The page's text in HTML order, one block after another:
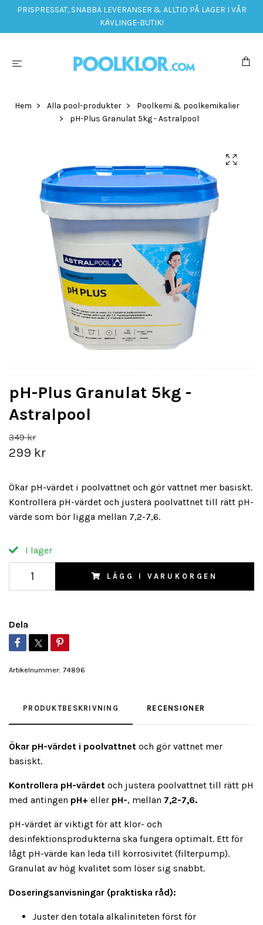
PRISPRESSAT, SNABBA LEVERANSER & ALLTID PÅ LAGER I VÅR
KÄVLINGE-BUTIK!
Hem Alla pool-produkter
Poolkemi & poolkemikalier
pH-Plus Granulat 5kg - Astralpool
pH-Plus Granulat 5kg -
Astralpool
349 kr
299 kr
Ökar pH-värdet i poolvattnet och gör vattnet mer basiskt.
Kontrollera pH-värdet och justera poolvattnet till rätt pH-
värde som bör ligga mellan 7,2-7,6.
I lager
LÄGG I VARUKORGEN
Dela
Artikelnummer: 74896
PRODUKTBESKRIVNING RECENSIONER
Ökar pH-värdet i poolvattnet och gör vattnet mer
basiskt.
Kontrollera pH-värdet och justera poolvattnet till rätt pH
med antingen pH+ eller pH-, mellan 7,2-7,6.
pH-värdet är viktigt för att klor- och
desinfektionsprodukterna ska fungera optimalt. Ett för
lågt pH-värde kan leda till korrosivitet (filterpump).
Granulat av hög kvalitet som löser sig snabbt.
Doseringsanvisningar (praktiska råd):
Juster den totala alkaliniteten först för